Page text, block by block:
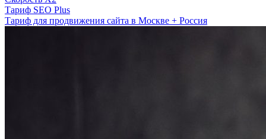
Тариф SEO Plus
Тариф для продвижения сайта в Москве + Россия